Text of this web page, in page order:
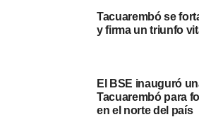
para intentar revertir el inicio de
próximo domingo en nuestra casa, el
puntos ante su gente.
Tacuarembó se
y firma un triunfo
El BSE inauguró
Tacuarembó para
en el norte del país